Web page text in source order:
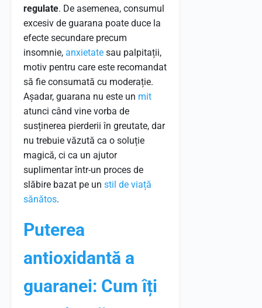
regulate. De asemenea, consumul
excesiv de guarana poate duce la
efecte secundare precum
insomnie, anxietate sau palpitații,
motiv pentru care este recomandat
să fie consumată cu moderație.
Așadar, guarana nu este un mit
atunci când vine vorba de
susținerea pierderii în greutate, dar
nu trebuie văzută ca o soluție
magică, ci ca un ajutor
suplimentar într-un proces de
slăbire bazat pe un stil de viață
sănătos.
Puterea
antioxidantă a
guaranei: Cum îți